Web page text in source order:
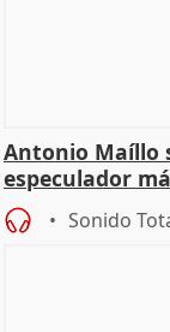
Antonio Maíllo
especulador
Becerril
Sonido